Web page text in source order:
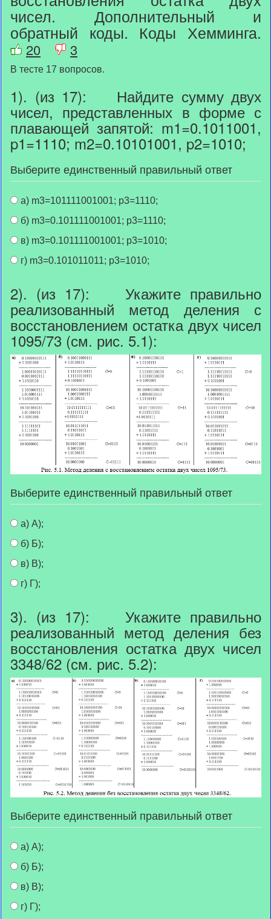
чисел. Дополнительный и
обратный коды. Коды Хемминга.
20 3
В тесте 17 вопросов.
1). (из 17): Найдите сумму двух
чисел, представленных в форме с
плавающей запятой: m1=0.1011001,
p1=1110; m2=0.10101001, p2=1010;
Выберите единственный правильный ответ
а) m3=101111001001; p3=1110;
б) m3=0.101111001001; p3=1110;
в) m3=0.101111001001; p3=1010;
г) m3=0.101011011; p3=1010;
2). (из 17): Укажите правильно
реализованный метод деления с
восстановлением остатка двух чисел
1095/73 (см. рис. 5.1):
Выберите единственный правильный ответ
а) А);
б) Б);
в) В);
г) Г);
3). (из 17): Укажите правильно
реализованный метод деления без
восстановления остатка двух чисел
3348/62 (см. рис. 5.2):
Выберите единственный правильный ответ
а) А);
б) Б);
в) В);
г) Г);